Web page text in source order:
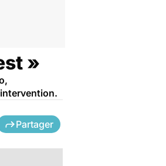
»
Partager